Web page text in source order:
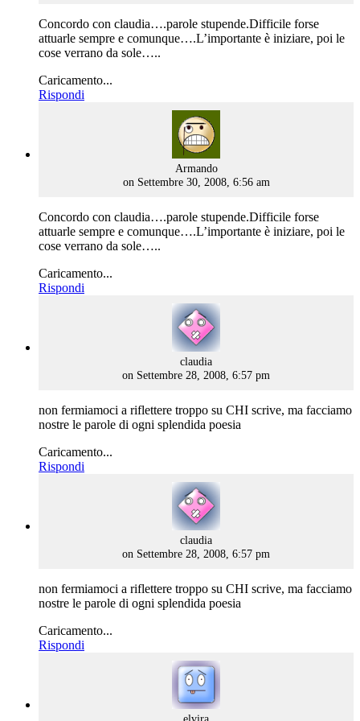
Concordo con claudia….parole stupende.Difficile forse
attuarle sempre e comunque….L’importante è iniziare, poi le
cose verrano da sole…..
Caricamento...
Rispondi
Armandosays:
on Settembre 30, 2008, 6:56 am
Concordo con claudia….parole stupende.Difficile forse
attuarle sempre e comunque….L’importante è iniziare, poi le
cose verrano da sole…..
Caricamento...
Rispondi
claudiasays:
on Settembre 28, 2008, 6:57 pm
non fermiamoci a riflettere troppo su CHI scrive, ma facciamo
nostre le parole di ogni splendida poesia
Caricamento...
Rispondi
claudiasays:
on Settembre 28, 2008, 6:57 pm
non fermiamoci a riflettere troppo su CHI scrive, ma facciamo
nostre le parole di ogni splendida poesia
Caricamento...
Rispondi
elvirasays: